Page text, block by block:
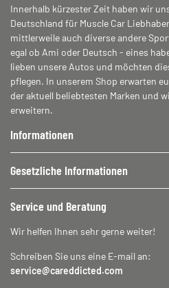
Innerhalb kürzester Zeit haben wir
Deutschland für Muscle Car
mittlerweile auch diverse andere
egal ob Ami oder Deutsch - eines
lieben unsere Autos und möchten
pflegen. In unserem Shop erwarten
der aktuell beliebtesten Marken und
erweitern.
Informationen
Gesetzliche Informationen
Service und Beratung
Wir helfen Ihnen sehr gerne weiter!
Schreiben Sie uns eine E-mail an:
service@careddicted.com